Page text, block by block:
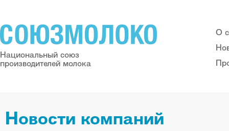
Национальный союз
производителей молока
О
Новости компаний